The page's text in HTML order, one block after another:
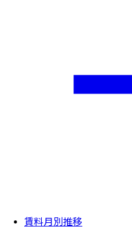
賃料月別推移